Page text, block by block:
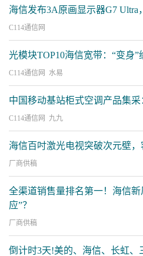
海信发布3A原画显示器G7 Ultra
C114通信网
光模块TOP10海信宽带：“变身
C114通信网 水易
中国移动基站柜式空调产品集
C114通信网 九九
海信百吋激光电视突破次元壁
厂商供稿
全渠道销售量排名第一！海信
应”？
厂商供稿
倒计时3天!美的、海信、长虹